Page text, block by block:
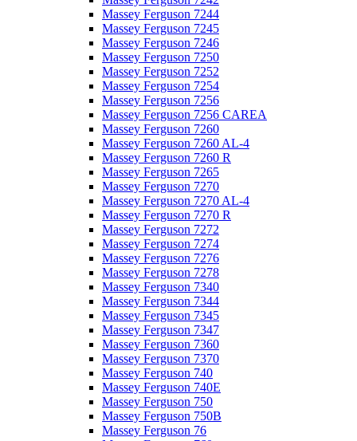
Massey Ferguson 7244
Massey Ferguson 7245
Massey Ferguson 7246
Massey Ferguson 7250
Massey Ferguson 7252
Massey Ferguson 7254
Massey Ferguson 7256
Massey Ferguson 7256 CAREA
Massey Ferguson 7260
Massey Ferguson 7260 AL-4
Massey Ferguson 7260 R
Massey Ferguson 7265
Massey Ferguson 7270
Massey Ferguson 7270 AL-4
Massey Ferguson 7270 R
Massey Ferguson 7272
Massey Ferguson 7274
Massey Ferguson 7276
Massey Ferguson 7278
Massey Ferguson 7340
Massey Ferguson 7344
Massey Ferguson 7345
Massey Ferguson 7347
Massey Ferguson 7360
Massey Ferguson 7370
Massey Ferguson 740
Massey Ferguson 740E
Massey Ferguson 750
Massey Ferguson 750B
Massey Ferguson 76